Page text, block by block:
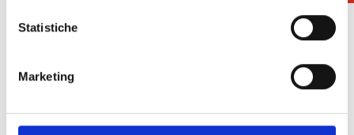
Statistiche
Marketing